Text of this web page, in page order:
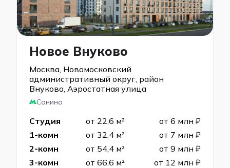
Новое Внуково
Москва, Новомосковский
административный округ, район
Внуково, Аэростатная улица
Санино
Студия от 22,6 м²
от 6 млн ₽
1-комн
от 32,4 м²
от 7 млн ₽
2-комн
от 54,4 м²
от 9 млн ₽
3-комн
от 66,6 м² от 12 млн ₽